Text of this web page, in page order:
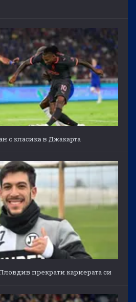
с класика в Джакарта
прекрати кариерата си